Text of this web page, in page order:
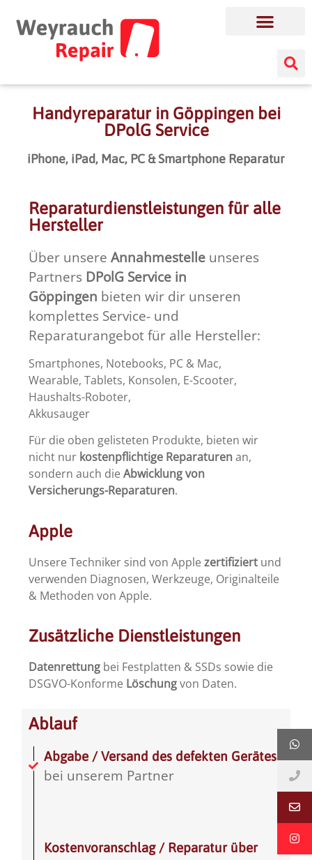
Handyreparatur in Göppingen bei
DPolG Service
iPhone, iPad, Mac, PC & Smartphone Reparatur
Reparaturdienstleistungen für alle
Hersteller
Über unsereAnnahmestelle unseres
Partners DPolG Service in
Göppingen bieten wir dir unseren
komplettes Service- und
Reparaturangebot für alle Hersteller:
Smartphones, Notebooks, PC & Mac,
Wearable, Tablets, Konsolen, E-Scooter,
Haushalts-Roboter,
Akkusauger
Für die oben gelisteten Produkte, bieten wir
nicht nur kostenpflichtige Reparaturenan,
sondern auch dieAbwicklung von
Versicherungs-Reparaturen.
Apple
Unsere Techniker sind von Applezertifiziert und
verwenden Diagnosen, Werkzeuge, Originalteile
& Methoden von Apple.
Zusätzliche Dienstleistungen
Datenrettung bei Festplatten & SSDs sowie die
DSGVO-Konforme Löschungvon Daten.
Ablauf
Abgabe / Versand des defekten Gerätes
bei unserem Partner
Kostenvoranschlag / Reparatur über